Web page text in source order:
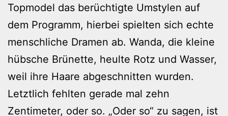
Topmodel das berüchtigte Umstylen auf
dem Programm, hierbei spielten sich echte
menschliche Dramen ab. Wanda, die kleine
hübsche Brünette, heulte Rotz und Wasser,
weil ihre Haare abgeschnitten wurden.
Letztlich fehlten gerade mal zehn
Zentimeter, oder so. „Oder so“ zu sagen, ist